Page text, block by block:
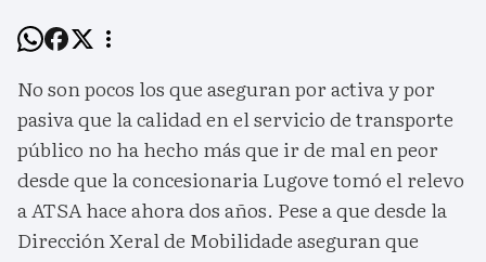
No son pocos los que aseguran por activa y por
pasiva que la calidad en el servicio de transporte
público no ha hecho más que ir de mal en peor
desde que la concesionaria Lugove tomó el relevo
a ATSA hace ahora dos años. Pese a que desde la
Dirección Xeral de Mobilidade aseguran que